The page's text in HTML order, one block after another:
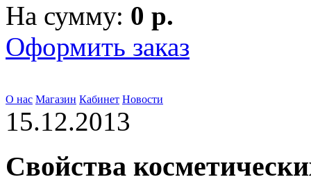
На сумму: 0 р.
Оформить заказ
О нас Магазин Кабинет Новости
15.12.2013
Свойства